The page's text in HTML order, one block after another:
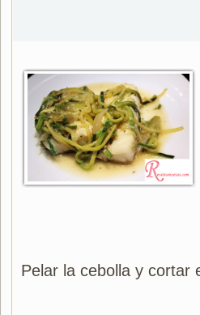
Pelar la cebolla y cortar